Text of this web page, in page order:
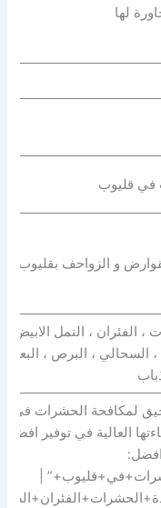
لها
في قليوب
و الزواحف بقليوب
، الفئران ، النمل الابيض ،
، السحالي ، البرص ،
لمكافحة الحشرات في
كفاءتها العالية في توفير
افضل:
|